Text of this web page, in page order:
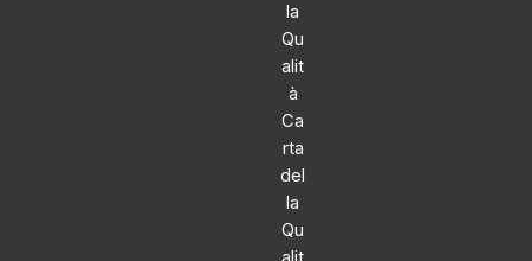
la
Qu
alit
à
Ca
rta
del
la
Qu